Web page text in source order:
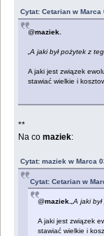
Cytat: Cetarian w Marca
@maziek.
„A jaki był pożytek z
A jaki jest związek
stawiać wielkie i
**
Na comaziek:
Cytat: maziek w Marca
Cytat: Cetarian w
@maziek.„A jaki
A jaki jest związek
stawiać wielkie i